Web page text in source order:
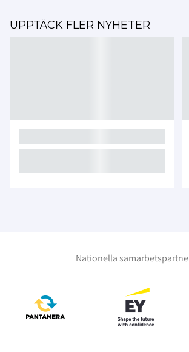
UPPTÄCK FLER NYHETER
Nationella